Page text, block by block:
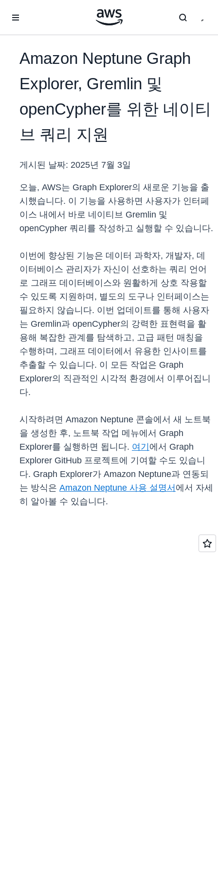
Amazon Neptune Graph
Explorer, Gremlin 및
openCypher를 위한 네이티
브 쿼리 지원
게시된 날짜: 2025년 7월 3일
오늘, AWS는 Graph Explorer의 새로운 기능을 출
시했습니다. 이 기능을 사용하면 사용자가 인터페
이스 내에서 바로 네이티브 Gremlin 및
openCypher 쿼리를 작성하고 실행할 수 있습니다.
이번에 향상된 기능은 데이터 과학자, 개발자, 데
이터베이스 관리자가 자신이 선호하는 쿼리 언어
로 그래프 데이터베이스와 원활하게 상호 작용할
수 있도록 지원하며, 별도의 도구나 인터페이스는
필요하지 않습니다. 이번 업데이트를 통해 사용자
는 Gremlin과 openCypher의 강력한 표현력을 활
용해 복잡한 관계를 탐색하고, 고급 패턴 매칭을
수행하며, 그래프 데이터에서 유용한 인사이트를
추출할 수 있습니다. 이 모든 작업은 Graph
Explorer의 직관적인 시각적 환경에서 이루어집니
다.
시작하려면 Amazon Neptune 콘솔에서 새 노트북
을 생성한 후, 노트북 작업 메뉴에서 Graph
Explorer를 실행하면 됩니다. 여기 에서 Graph
Explorer GitHub 프로젝트에 기여할 수도 있습니
다. Graph Explorer가 Amazon Neptune과 연동되
는 방식은 Amazon Neptune 사용 설명서 에서 자세
히 알아볼 수 있습니다.